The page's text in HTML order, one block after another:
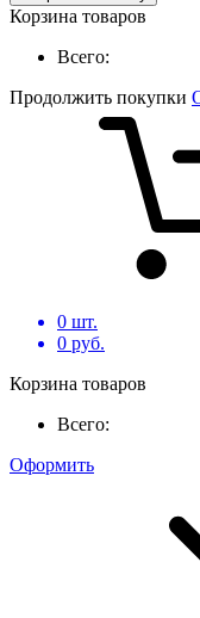
Корзина товаров
Всего:
Продолжить покупки
0 шт.
0 руб.
Корзина товаров
Всего:
Оформить